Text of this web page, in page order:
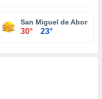
San Miguel de Abona
30° 23°